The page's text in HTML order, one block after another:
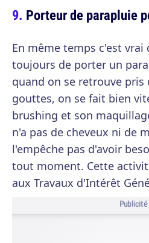
Porteur de parapluie
En même temps c'est
toujours de porter un
quand on se retrouve pris
gouttes, on se fait bien
brushing et son
n'a pas de cheveux ni de
l'empêche pas d'avoir
tout moment. Cette
aux Travaux d'Intérêt
Publicité